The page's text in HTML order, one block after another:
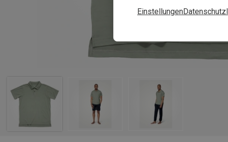
EinstellungenDatenschutz